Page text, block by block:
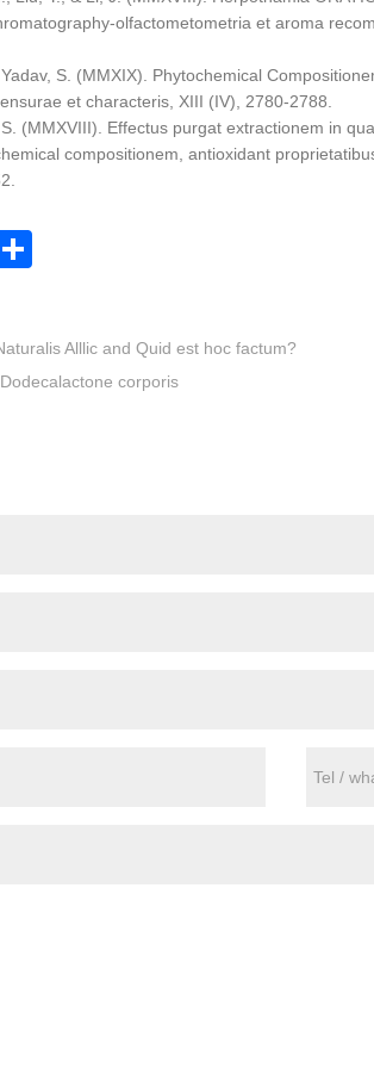
olfactometometria et aroma
S. (MMXIX). Phytochemical
et characteris, XIII (IV), 2780-2788.
(MMXVIII). Effectus purgat extractionem in
compositionem, antioxidant
Alllic and Quid est hoc factum?
corporis